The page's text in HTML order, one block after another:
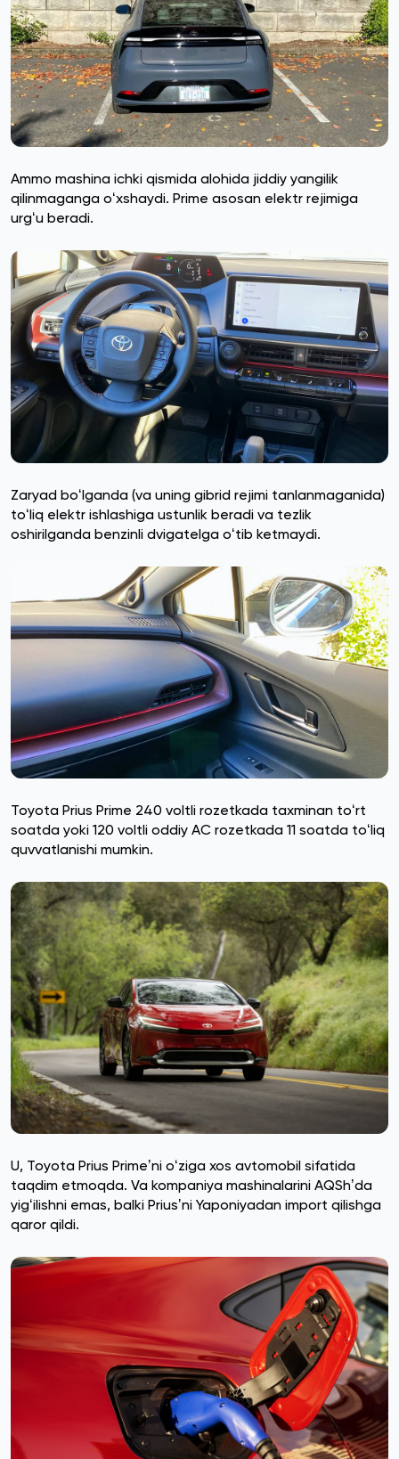
Ammo mashina ichki qismida alohida jiddiy yangilik
qilinmaganga oʻxshaydi. Prime asosan elektr rejimiga
urgʻu beradi.
Zaryad boʻlganda (va uning gibrid rejimi tanlanmaganida)
toʻliq elektr ishlashiga ustunlik beradi va tezlik
oshirilganda benzinli dvigatelga oʻtib ketmaydi.
Toyota Prius Prime 240 voltli rozetkada taxminan toʻrt
soatda yoki 120 voltli oddiy AC rozetkada 11 soatda toʻliq
quvvatlanishi mumkin.
U, Toyota Prius Primeʼni oʻziga xos avtomobil sifatida
taqdim etmoqda. Va kompaniya mashinalarini AQShʼda
yigʻilishni emas, balki Priusʼni Yaponiyadan import qilishga
qaror qildi.